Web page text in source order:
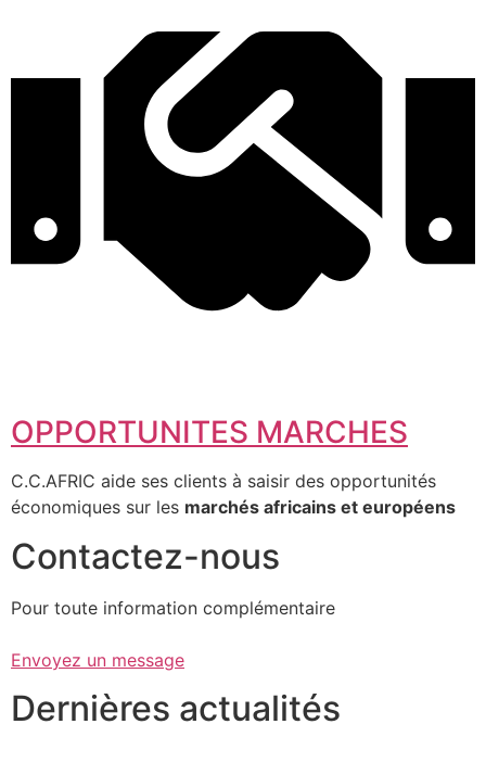
OPPORTUNITES MARCHES
C.C.AFRIC aide ses clients à saisir des opportunités
économiques sur les marchés africains et européens
Contactez-nous
Pour toute information complémentaire
Envoyez un message
Dernières actualités